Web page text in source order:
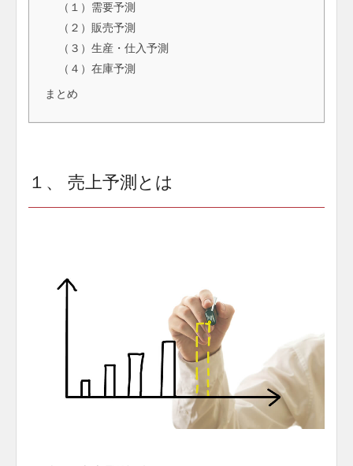
（１）需要予測
（２）販売予測
（３）生産・仕入予測
（４）在庫予測
まとめ
１、 売上予測とは